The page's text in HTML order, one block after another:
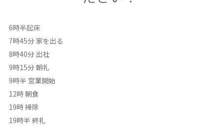
6時半起床
7時45分 家を出る
8時40分 出社
9時15分 朝礼
9時半 営業開始
12時 朝食
19時 掃除
19時半 終礼